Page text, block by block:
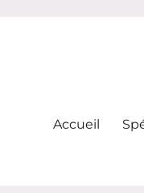
Accueil